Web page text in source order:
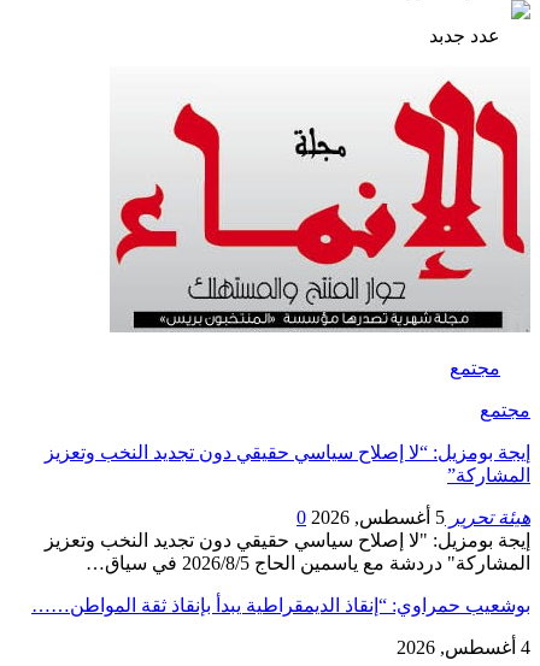
عدد جدبد
مجتمع
مجتمع
إيجة بومزيل: “لا إصلاح سياسي حقيقي دون تجديد النخب وتعزيز
المشاركة”
هيئة تحرير 5 أغسطس, 2026
0
إيجة بومزيل: "لا إصلاح سياسي حقيقي دون تجديد النخب وتعزيز
المشاركة" دردشة مع ياسمين الحاج 2026/8/5 في سياق…
بوشعيب حمراوي: “إنقاذ الديمقراطية يبدأ بإنقاذ ثقة المواطن……
4 أغسطس, 2026